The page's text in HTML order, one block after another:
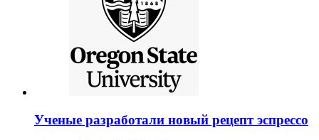
Ученые разработали новый рецепт эспрессо